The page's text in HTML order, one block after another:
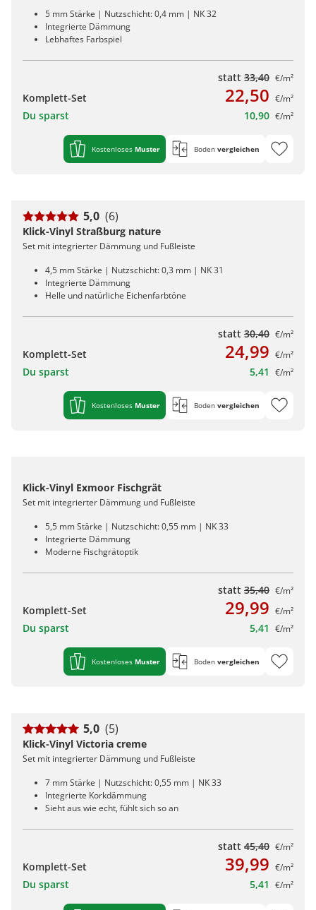
5 mm Stärke | Nutzschicht: 0,4 mm | NK 32
Integrierte Dämmung
Lebhaftes Farbspiel
statt 33,40 €/m²
Komplett-Set 22,50 €/m²
Du sparst 10,90 €/m²
Kostenloses Muster Boden vergleichen
5,0 (6)
Klick-Vinyl Straßburg nature
Set mit integrierter Dämmung und Fußleiste
4,5 mm Stärke | Nutzschicht: 0,3 mm | NK 31
Integrierte Dämmung
Helle und natürliche Eichenfarbtöne
statt 30,40 €/m²
Komplett-Set 24,99 €/m²
Du sparst 5,41 €/m²
Kostenloses Muster Boden vergleichen
Klick-Vinyl Exmoor Fischgrät
Set mit integrierter Dämmung und Fußleiste
5,5 mm Stärke | Nutzschicht: 0,55 mm | NK 33
Integrierte Dämmung
Moderne Fischgrätoptik
statt 35,40 €/m²
Komplett-Set 29,99 €/m²
Du sparst 5,41 €/m²
Kostenloses Muster Boden vergleichen
5,0 (5)
Klick-Vinyl Victoria creme
Set mit integrierter Dämmung und Fußleiste
7 mm Stärke | Nutzschicht: 0,55 mm | NK 33
Integrierte Korkdämmung
Sieht aus wie echt, fühlt sich so an
statt 45,40 €/m²
Komplett-Set 39,99 €/m²
Du sparst 5,41 €/m²